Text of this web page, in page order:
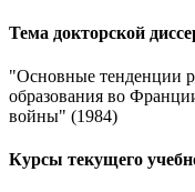
Тема докторской
"Основные тенденции
образования во
войны" (1984)
Курсы текущего